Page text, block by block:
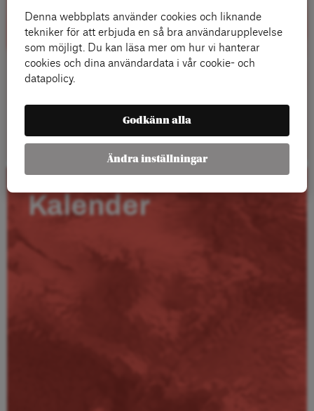
Kalender
Denna webbplats använder cookies och liknande
tekniker för att erbjuda en så bra användarupplevelse
som möjligt. Du kan läsa mer om hur vi hanterar
cookies och dina användardata i vår cookie- och
datapolicy.
Godkänn alla
Ändra inställningar